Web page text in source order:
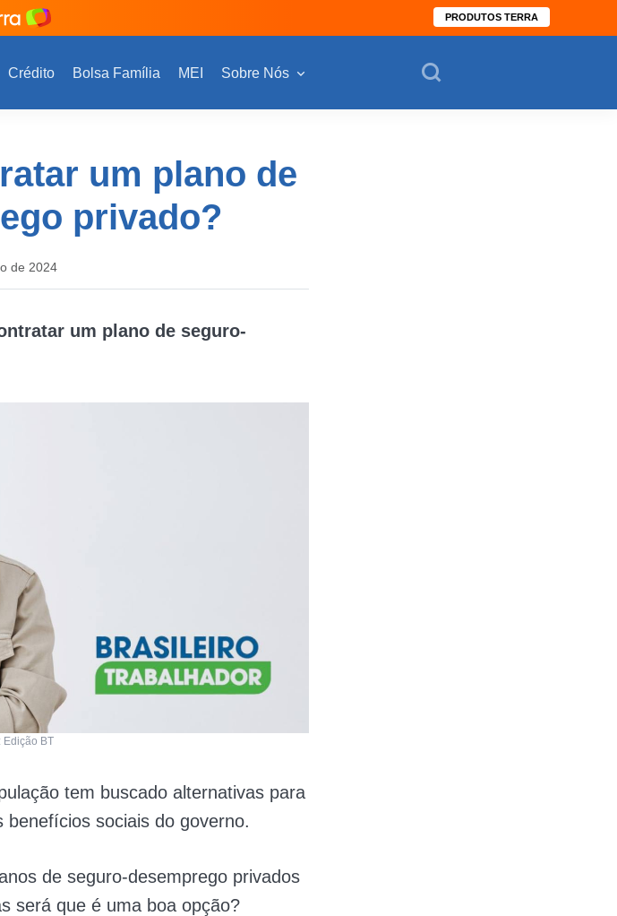
PRODUTOS TERRA
Crédito Bolsa Família MEI Sobre Nós
um plano de
privado?
de 2024
um plano de seguro-
Edição BT
tem buscado alternativas para
benefícios sociais do governo.
de seguro-desemprego privados
será que é uma boa opção?